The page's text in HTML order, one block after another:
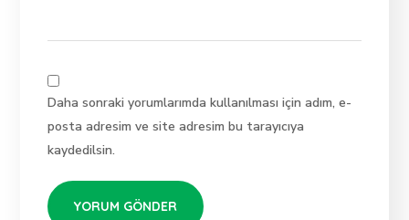
Daha sonraki yorumlarımda kullanılması için adım, e-
posta adresim ve site adresim bu tarayıcıya
kaydedilsin.